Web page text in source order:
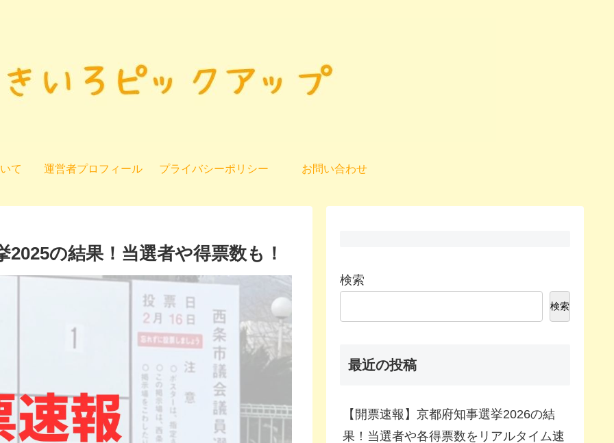
て 運営者プロフィール プライバシーポリシー お問い合わせ
の結果！当選者や得票数も！
検索
検索
最近の投稿
【開票速報】京都府知事選挙2026の結
果！当選者や各得票数をリアルタイム速